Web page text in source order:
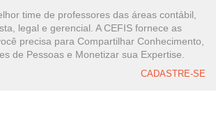
time de professores das áreas contábil,
legal e gerencial. A CEFIS fornece as
precisa para Compartilhar Conhecimento,
de Pessoas e Monetizar sua Expertise.
CADASTRE-SE